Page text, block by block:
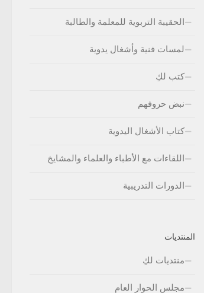
الحقيبة التربوية للمعلمة والطالبة
لمسات فنية وأشغال يدوية
كتب لكِ
نبض حروفهم
كتاب الأشغال اليدوية
اللقاءات مع الأطباء والعلماء والمشايخ
الدورات التدريبية
المنتديات
منتديات لكِ
مجلس الحوار العام